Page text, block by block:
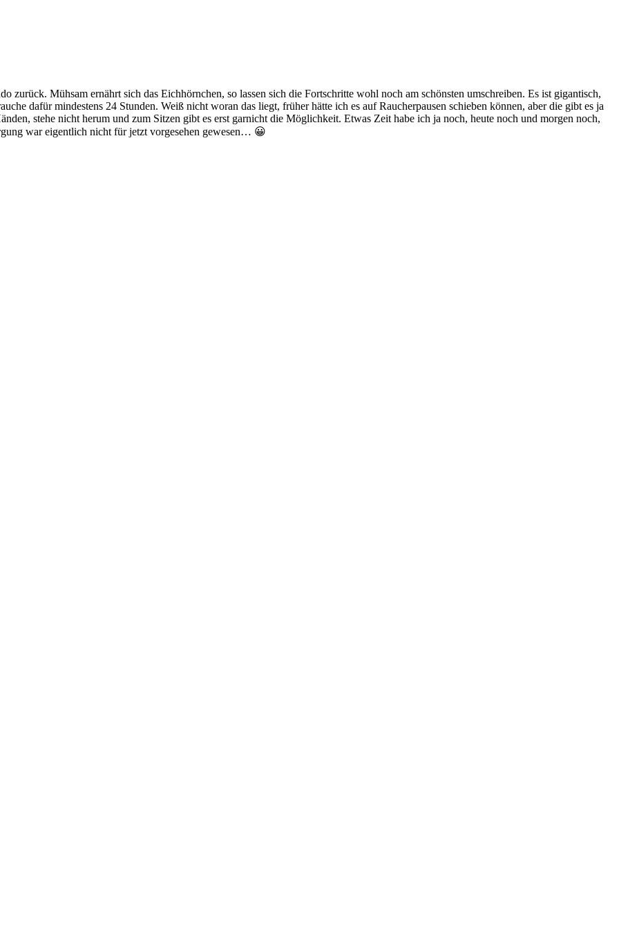
zurück. Mühsam ernährt sich das Eichhörnchen, so lassen sich die Fortschritte wohl noch am schönsten umschreiben. Es ist gigantisch,
dafür mindestens 24 Stunden. Weiß nicht woran das liegt, früher hätte ich es auf Raucherpausen schieben können, aber die gibt es ja
stehe nicht herum und zum Sitzen gibt es erst garnicht die Möglichkeit. Etwas Zeit habe ich ja noch, heute noch und morgen noch,
war eigentlich nicht für jetzt vorgesehen gewesen… 😀